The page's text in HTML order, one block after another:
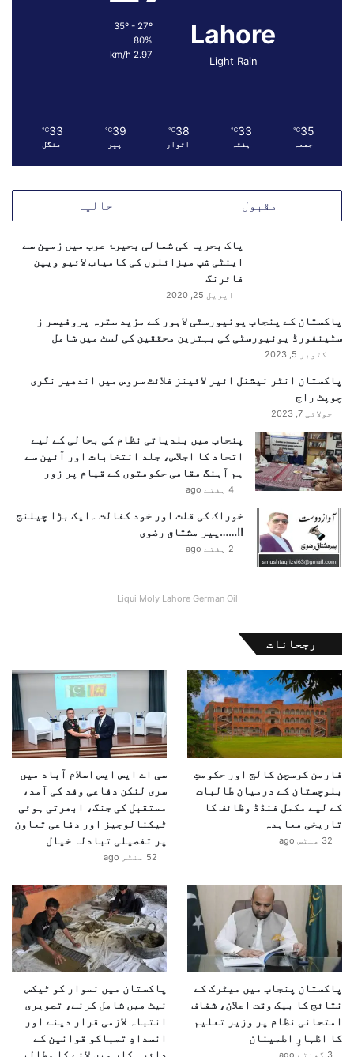
ں
Lahore
Light Rain
80%
2.97 km/h
35
℃
جمعہ
33
℃
ہفتہ
38
℃
اتوار
39
℃
پیر
33
℃
منگل
مقبول حالیہ
پاک بحریہ کی شمالی بحیرۂ عرب میں زمین سے
اینٹی شپ میزائلوں کی کامیاب لائیو ویپن
فائرنگ
اپریل 25, 2020
پاکستان کے پنجاب یونیورسٹی لاہور کے مزید سترہ پروفیسر ز
سٹینفورڈ یونیورسٹی کی بہترین محققین کی لسٹ میں شامل
اکتوبر 5, 2023
پاکستان انٹر نیشنل ائیر لائینز فلائٹ سروس میں اندھیر نگری
چوپٹ راج
جولائی 7, 2023
پنجاب میں بلدیاتی نظام کی بحالی کے لیے
اتحاد کا اجلاس، جلد انتخابات اور آئین سے
ہم آہنگ مقامی حکومتوں کے قیام پر زور
4 ہفتے ago
خوراک کی قلت اور خود کفالت ۔ایک بڑا چیلنج
!!……پیر مشتاق رضوی
2 ہفتے ago
Liqui Moly Lahore German Oil
رجحانات
فارمن کرسچن کالج اور حکومتِ
بلوچستان کے درمیان طالبات
کے لیے مکمل فنڈڈ وظائف کا
تاریخی معاہدہ
32 منٹس ago
سی اے ایس ایس اسلام آباد میں
سری لنکن دفاعی وفد کی آمد،
مستقبل کی جنگ، ابھرتی ہوئی
ٹیکنالوجیز اور دفاعی تعاون
پر تفصیلی تبادلہ خیال
52 منٹس ago
پاکستان پنجاب میں میٹرک کے
نتائج کا بیک وقت اعلان، شفاف
امتحانی نظام پر وزیر تعلیم
کا اظہارِ اطمینان
پاکستان میں نسوار کو ٹیکس
نیٹ میں شامل کرنے، تصویری
انتباہ لازمی قرار دینے اور
انسدادِ تمباکو قوانین کے